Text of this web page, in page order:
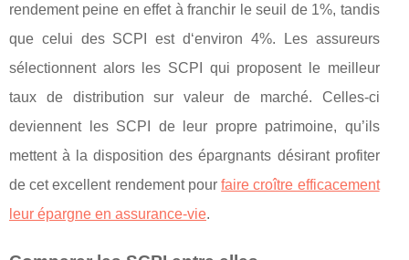
rendement peine en effet à franchir le seuil de 1%, tandis
que celui des SCPI est d‘environ 4%. Les assureurs
sélectionnent alors les SCPI qui proposent le meilleur
taux de distribution sur valeur de marché. Celles-ci
deviennent les SCPI de leur propre patrimoine, qu’ils
mettent à la disposition des épargnants désirant profiter
de cet excellent rendement pourfaire croître efficacement
leur épargne en assurance-vie.